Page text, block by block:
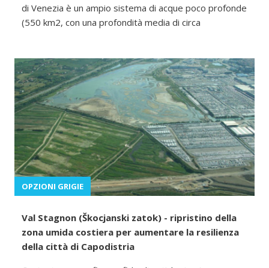
di Venezia è un ampio sistema di acque poco profonde
(550 km2, con una profondità media di circa
OPZIONI GRIGIE
Val Stagnon (Škocjanski zatok) - ripristino della
zona umida costiera per aumentare la resilienza
della città di Capodistria